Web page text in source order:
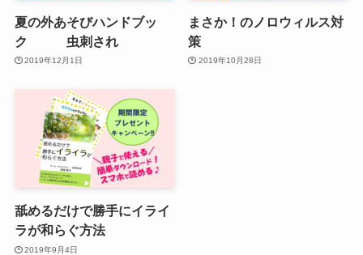
夏の外あそびハンドブッ
ク 虫刺され
2019年12月1日
まさか！のノロウィルス対
策
2019年10月28日
舐めるだけで勝手にイライ
ラが和らぐ方法
2019年9月4日